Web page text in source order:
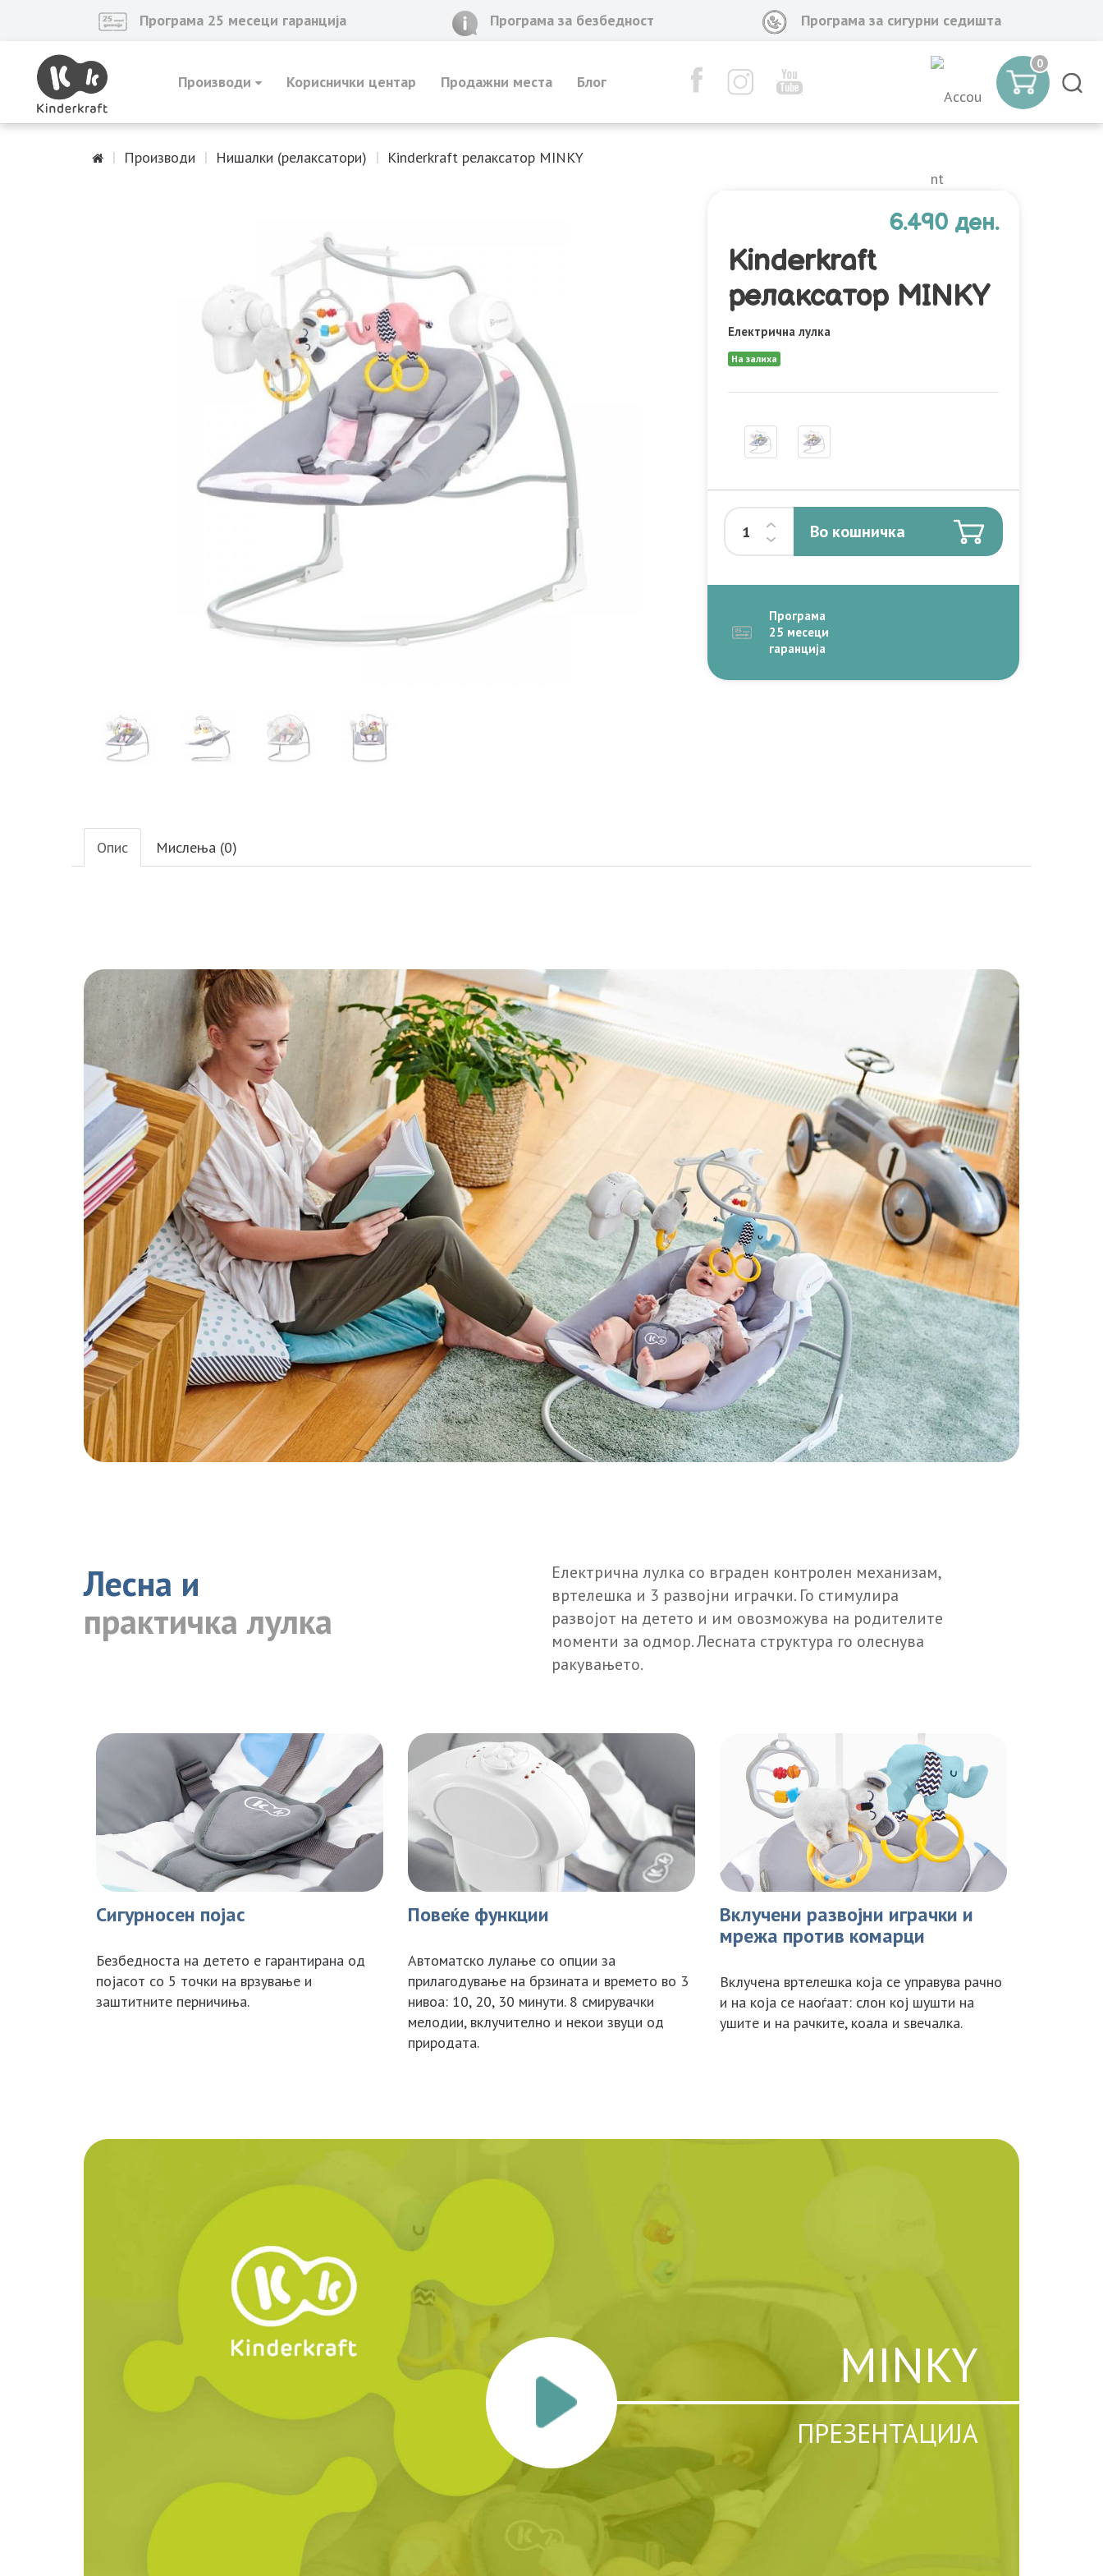
Програма 25 месеци гаранција Програма за безбедност Програма за сигурни седишта
Производи Кориснички центар Продажни места Блог
0
Производи Нишалки (релаксатори) Kinderkraft релаксатор MINKY
6.490 ден.
Kinderkraft
релаксатор MINKY
Електрична лулка
На залиха
Во кошничка
Програма
25 месеци
гаранција
Опис Мислења (0)
Лесна и
практичка лулка
Електрична лулка со вграден контролен механизам,
вртелешка и 3 развојни играчки. Го стимулира
развојот на детето и им овозможува на родителите
моменти за одмор. Лесната структура го олеснува
ракувањето.
Сигурносен појас
Безбедноста на детето е гарантирана од
појасот со 5 точки на врзување и
заштитните перничиња.
Повеќе функции
Автоматско лулање со опции за
прилагодување на брзината и времето во 3
нивоа: 10, 20, 30 минути. 8 смирувачки
мелодии, вклучително и некои звуци од
природата.
Вклучени развојни играчки и
мрежа против комарци
Вклучена вртелешка која се управува рачно
и на која се наоѓаат: слон кој шушти на
ушите и на рачките, коала и ѕвечалка.
MINKY
ПРЕЗЕНТАЦИЈА